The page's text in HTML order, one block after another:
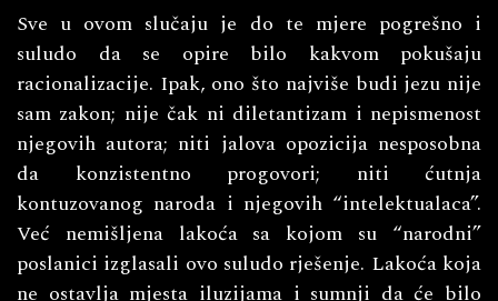
Sve u ovom slučaju je do te mjere pogrešno i
suludo da se opire bilo kakvom pokušaju
racionalizacije. Ipak, ono što najviše budi jezu nije
sam zakon; nije čak ni diletantizam i nepismenost
njegovih autora; niti jalova opozicija nesposobna
da konzistentno progovori; niti ćutnja
kontuzovanog naroda i njegovih “intelektualaca”.
Već nemišljena lakoća sa kojom su “narodni”
poslanici izglasali ovo suludo rješenje. Lakoća koja
ne ostavlja mjesta iluzijama i sumnji da će bilo